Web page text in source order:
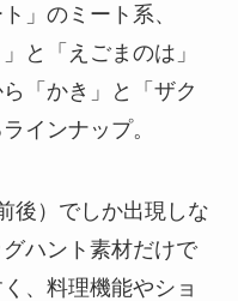
」のミート系、
と「えごまのは」
「かき」と「ザク
インナップ。
後）でしか出現しな
ハント素材だけで
、料理機能やショ